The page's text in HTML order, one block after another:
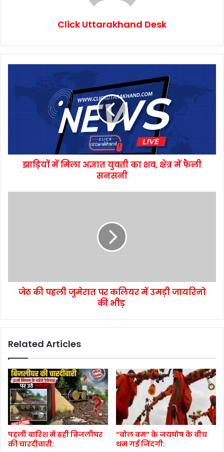
Click Uttarakhand Desk
झाड़ियों में मिला अज्ञात युवती का शव, क्षेत्र में फैली
सनसनी
जेठ की पहली जुमेरात पर कलियर में उमड़ी जायरिनो
की भीड़
Related Articles
पहली बारिश में ढही बिजलीघर
की चारदीवारी:
“बोल बम” के जयघोष के बीच
थम गई जिंदगी: